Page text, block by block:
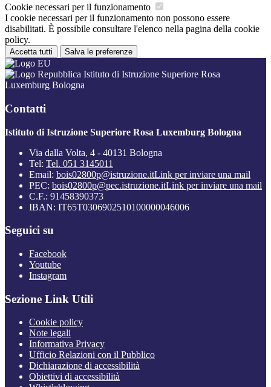
Cookie necessari per il funzionamento
I cookie necessari per il funzionamento non possono essere
disabilitati. È possibile consultare l'elenco nella pagina della cookie
policy.
Accetta tutti Salva le preferenze
Istituto di Istruzione Superiore Rosa
Luxemburg Bologna
Contatti
Istituto di Istruzione Superiore Rosa Luxemburg Bologna
Via dalla Volta, 4 - 40131 Bologna
Tel: Tel. 051 3145011
Email: bois02800p@istruzione.itLink per inviare una mail
PEC: bois02800p@pec.istruzione.itLink per inviare una mail
C.F.: 91458390373
IBAN: IT65T0306902510100000046006
Seguici su
Facebook
Youtube
Instagram
Sezione Link Utili
Cookie policy
Note legali
Informativa Privacy
Ufficio Relazioni con il Pubblico
Dichiarazione di accessibilità
Obiettivi di accessibilità